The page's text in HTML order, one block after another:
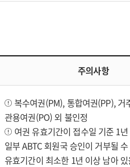
주의사항
복수여권(PM), 통합여권(PP), 거
관용여권(PO) 외 불인정
여권 유효기간이 접수일 기준 1
일부 ABTC 회원국 승인이 거부될
유효기간이 최소한 1년 이상 남아